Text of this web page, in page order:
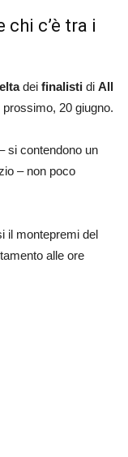
c’è tra i
dei finalisti di All
20 giugno.
si contendono un
– non poco
il montepremi del
alle ore